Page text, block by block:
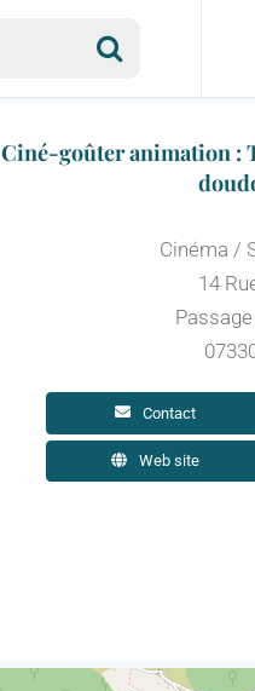
Ciné-goûter animation :
Cinéma /
14
Contact
Web site